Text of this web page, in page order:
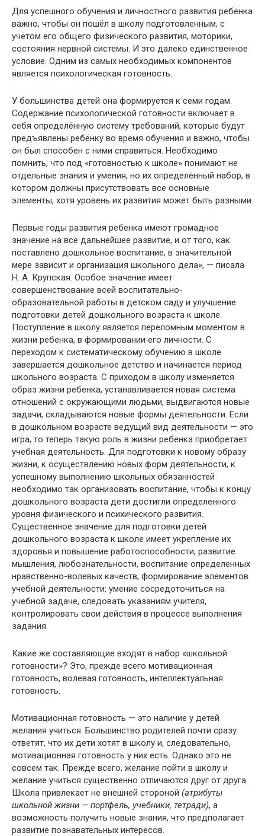
Для успешного обучения и личностного развития ребёнка
важно, чтобы он пошёл в школу подготовленным, с
учётом его общего физического развития, моторики,
состояния нервной системы. И это далеко единственное
условие. Одним из самых необходимых компонентов
является психологическая готовность.
У большинства детей она формируется к семи годам.
Содержание психологической готовности включает в
себя определённую систему требований, которые будут
предъявлены ребёнку во время обучения и важно, чтобы
он был способен с ними справиться. Необходимо
помнить, что под «готовностью к школе» понимают не
отдельные знания и умения, но их определённый набор, в
котором должны присутствовать все основные
элементы, хотя уровень их развития может быть разными.
Первые годы развития ребенка имеют громадное
значение на все дальнейшее развитие, и от того, как
поставлено дошкольное воспитание, в значительной
мере зависит и организация школьного дела», — писала
Н. А. Крупская. Особое значение имеет
совершенствование всей воспитательно-
образовательной работы в детском саду и улучшение
подготовки детей дошкольного возраста к школе.
Поступление в школу является переломным моментом в
жизни ребенка, в формировании его личности. С
переходом к систематическому обучению в школе
завершается дошкольное детство и начинается период
школьного возраста. С приходом в школу изменяется
образ жизни ребенка, устанавливается новая система
отношений с окружающими людьми, выдвигаются новые
задачи, складываются новые формы деятельности. Если
в дошкольном возрасте ведущий вид деятельности — это
игра, то теперь такую роль в жизни ребенка приобретает
учебная деятельность. Для подготовки к новому образу
жизни, к осуществлению новых форм деятельности, к
успешному выполнению школьных обязанностей
необходимо так организовать воспитание, чтобы к концу
дошкольного возраста дети достигли определенного
уровня физического и психического развития.
Существенное значение для подготовки детей
дошкольного возраста к школе имеет укрепление их
здоровья и повышение работоспособности, развитие
мышления, любознательности, воспитание определенных
нравственно-волевых качеств, формирование элементов
учебной деятельности: умение сосредоточиться на
учебной задаче, следовать указаниям учителя,
контролировать свои действия в процессе выполнения
задания.
Какие же составляющие входят в набор «школьной
готовности»? Это, прежде всего мотивационная
готовность, волевая готовность, интеллектуальная
готовность.
Мотивационная готовность — это наличие у детей
желания учиться. Большинство родителей почти сразу
ответят, что их дети хотят в школу и, следовательно,
мотивационная готовность у них есть. Однако это не
совсем так. Прежде всего, желание пойти в школу и
желание учиться существенно отличаются друг от друга.
Школа привлекает не внешней стороной (атрибуты
школьной жизни — портфель, учебники, тетради), а
возможность получить новые знания, что предполагает
развитие познавательных интересов.